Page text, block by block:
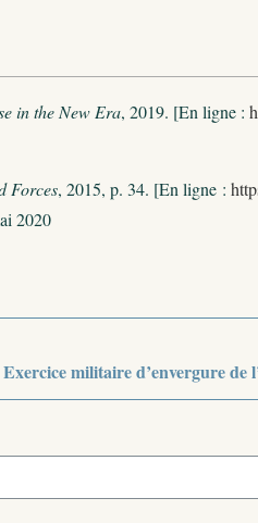
in the New Era, 2019. [En ligne :
Forces, 2015, p. 34. [En ligne :
2020
Exercice militaire d’envergure de